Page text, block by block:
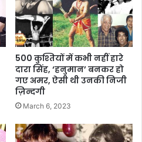
500 कुश्तियों में कभी नहीं हारे
दारा सिंह, ‘हनुमान’ बनकर हो
गए अमर, ऐसी थी उनकी निजी
ज़िन्दगी
March 6, 2023